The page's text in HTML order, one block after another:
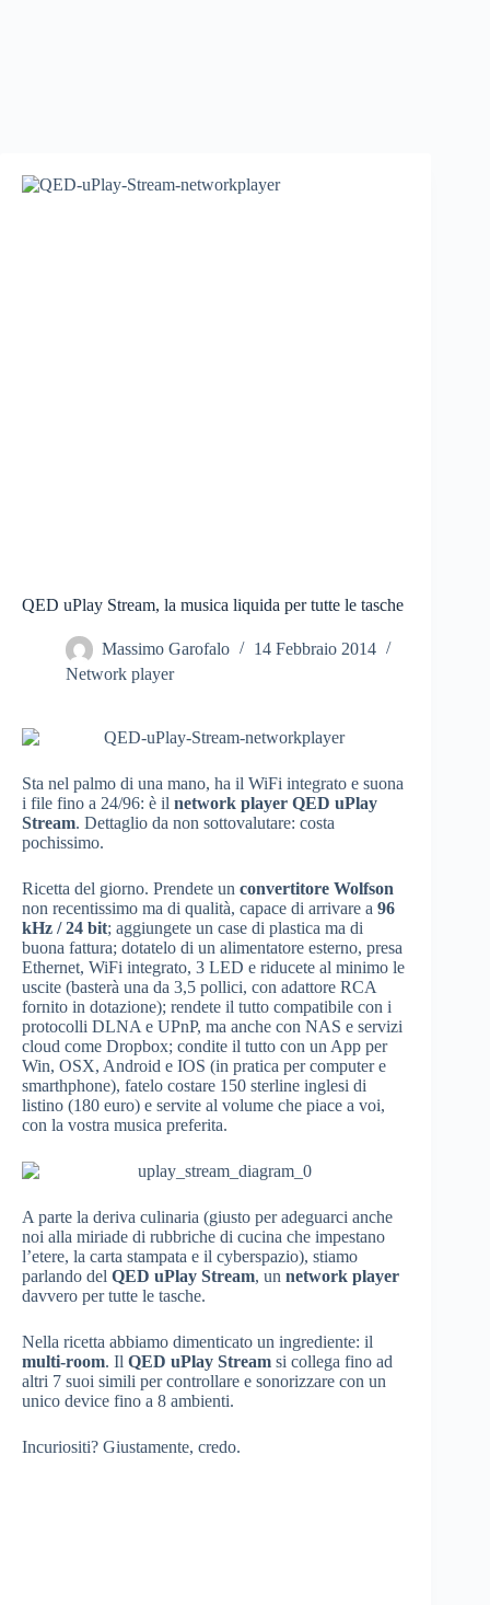
QED uPlay Stream, la musica liquida per tutte le tasche
Massimo Garofalo
14 Febbraio 2014
Network player
Sta nel palmo di una mano, ha il WiFi integrato e suona
i file fino a 24/96: è il network player QED uPlay
Stream. Dettaglio da non sottovalutare: costa
pochissimo.
Ricetta del giorno. Prendete un convertitore Wolfson
non recentissimo ma di qualità, capace di arrivare a 96
kHz / 24 bit; aggiungete un case di plastica ma di
buona fattura; dotatelo di un alimentatore esterno, presa
Ethernet, WiFi integrato, 3 LED e riducete al minimo le
uscite (basterà una da 3,5 pollici, con adattore RCA
fornito in dotazione); rendete il tutto compatibile con i
protocolli DLNA e UPnP, ma anche con NAS e servizi
cloud come Dropbox; condite il tutto con un App per
Win, OSX, Android e IOS (in pratica per computer e
smarthphone), fatelo costare 150 sterline inglesi di
listino (180 euro) e servite al volume che piace a voi,
con la vostra musica preferita.
A parte la deriva culinaria (giusto per adeguarci anche
noi alla miriade di rubbriche di cucina che impestano
l’etere, la carta stampata e il cyberspazio), stiamo
parlando del QED uPlay Stream, un network player
davvero per tutte le tasche.
Nella ricetta abbiamo dimenticato un ingrediente: il
multi-room. Il QED uPlay Stream si collega fino ad
altri 7 suoi simili per controllare e sonorizzare con un
unico device fino a 8 ambienti.
Incuriositi? Giustamente, credo.